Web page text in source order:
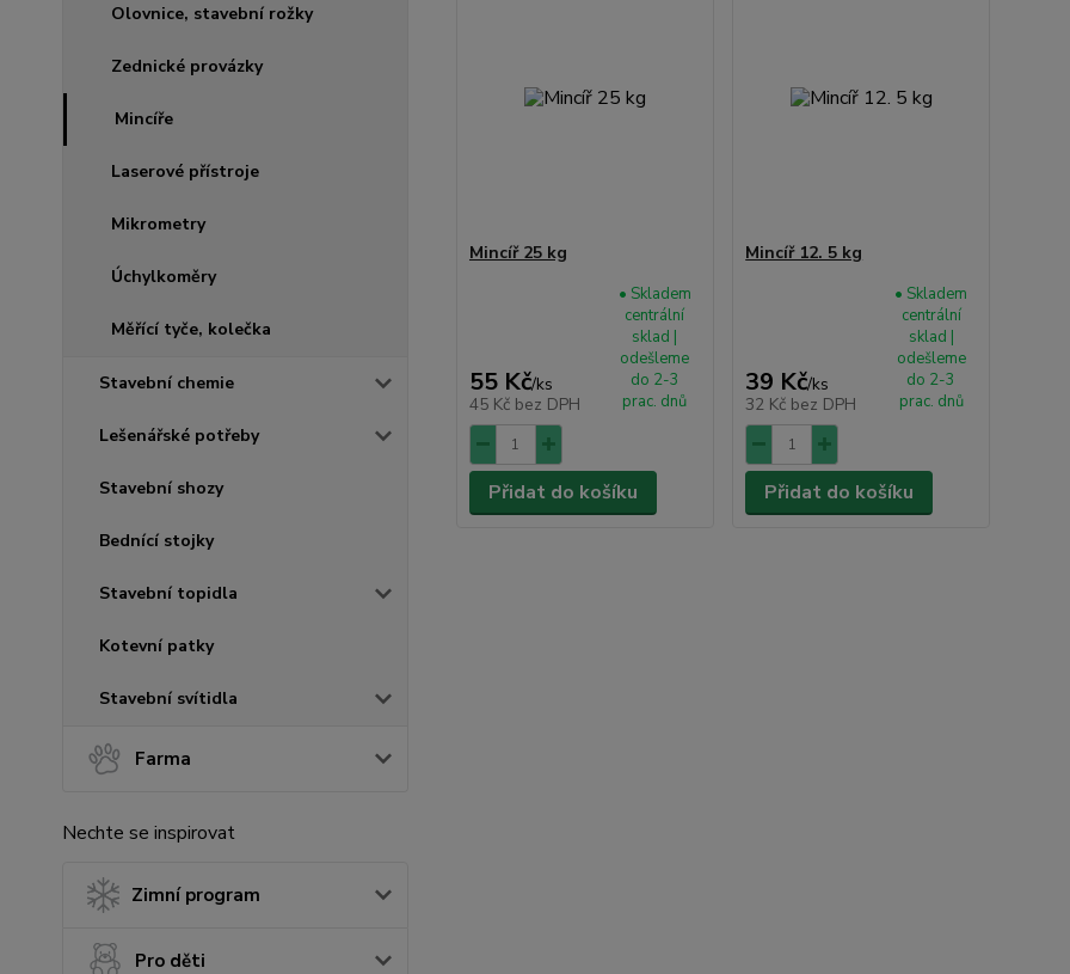
Olovnice, stavební rožky
Zednické provázky
Mincíře
Laserové přístroje
Mikrometry
Úchylkoměry
Měřící tyče, kolečka
Stavební chemie
Lešenářské potřeby
Stavební shozy
Bednící stojky
Stavební topidla
Kotevní patky
Stavební svítidla
Farma
Nechte se inspirovat
Zimní program
Pro děti
Mincíř 25 kg
55 Kč/ks
45 Kč bez DPH
• Skladem
centrální
sklad |
odešleme
do 2-3
prac. dnů
Přidat do košíku
Mincíř 12. 5 kg
39 Kč/ks
32 Kč bez DPH
• Skladem
centrální
sklad |
odešleme
do 2-3
prac. dnů
Přidat do košíku